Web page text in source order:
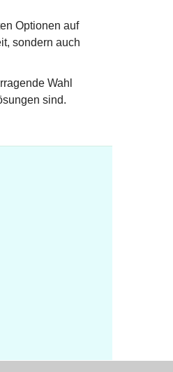
Optionen auf
sondern auch
Wahl
sind.